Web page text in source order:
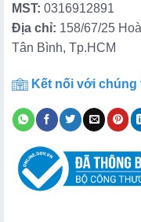
MST: 0316912891
Địa chỉ: 158/67/25
Tân Bình, Tp.HCM
Kết nối với chúng